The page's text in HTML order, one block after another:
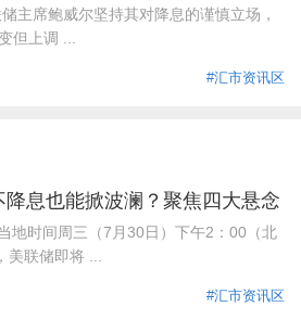
鲍威尔坚持其对降息的谨慎立场，
但上调 ...
#汇市资讯区
息也能掀波澜？聚焦四大悬念
时间周三（7月30日）下午2：00（北
联储即将 ...
#汇市资讯区